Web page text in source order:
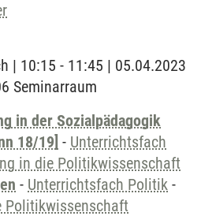
| 10:15 - 11:45 | 05.04.2023
Seminarraum
in der Sozialpädagogik
18/19] - Unterrichtsfach
in die Politikwissenschaft
- Unterrichtsfach Politik -
Politikwissenschaft